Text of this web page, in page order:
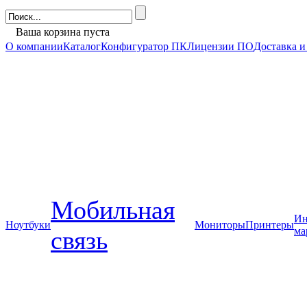
Ваша корзина пуста
О компанииКаталогКонфигуратор ПКЛицензии ПОДоставка
Ноутбуки
Мобильная
связь
МониторыПринтеры